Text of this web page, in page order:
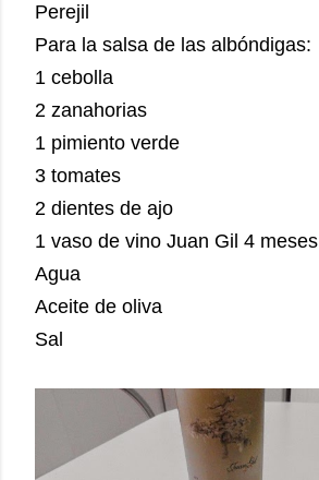
Perejil
Para la salsa de las albóndigas:
1 cebolla
2 zanahorias
1 pimiento verde
3 tomates
2 dientes de ajo
1 vaso de vino Juan Gil 4 meses
Agua
Aceite de oliva
Sal